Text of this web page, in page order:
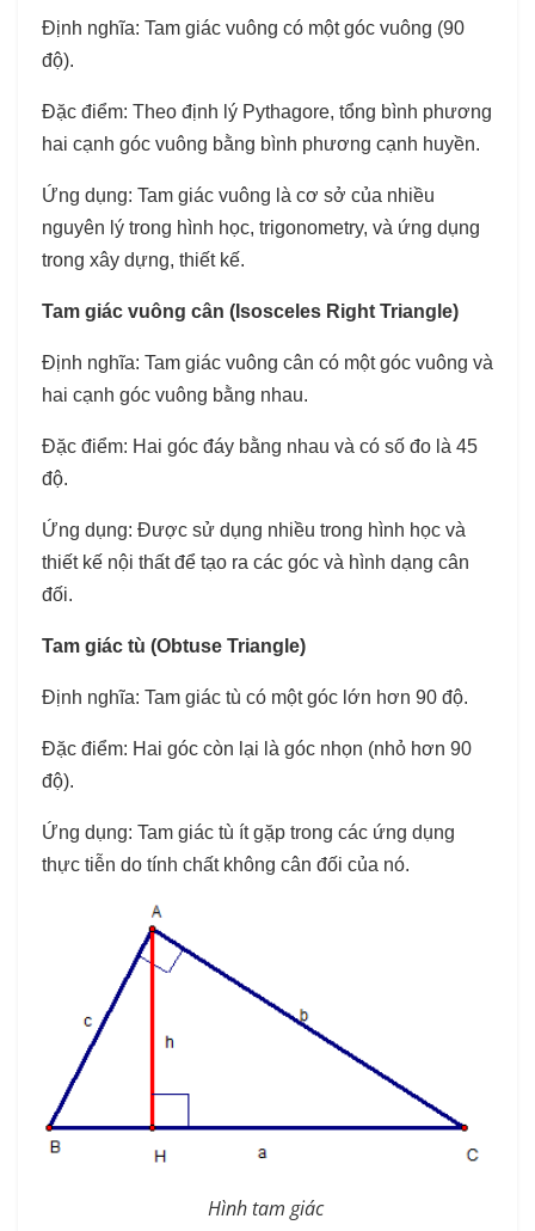
Định nghĩa: Tam giác vuông có một góc vuông (90
độ).
Đặc điểm: Theo định lý Pythagore, tổng bình phương
hai cạnh góc vuông bằng bình phương cạnh huyền.
Ứng dụng: Tam giác vuông là cơ sở của nhiều
nguyên lý trong hình học, trigonometry, và ứng dụng
trong xây dựng, thiết kế.
Tam giác vuông cân (Isosceles Right Triangle)
Định nghĩa: Tam giác vuông cân có một góc vuông và
hai cạnh góc vuông bằng nhau.
Đặc điểm: Hai góc đáy bằng nhau và có số đo là 45
độ.
Ứng dụng: Được sử dụng nhiều trong hình học và
thiết kế nội thất để tạo ra các góc và hình dạng cân
đối.
Tam giác tù (Obtuse Triangle)
Định nghĩa: Tam giác tù có một góc lớn hơn 90 độ.
Đặc điểm: Hai góc còn lại là góc nhọn (nhỏ hơn 90
độ).
Ứng dụng: Tam giác tù ít gặp trong các ứng dụng
thực tiễn do tính chất không cân đối của nó.
Hình tam giác